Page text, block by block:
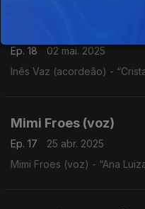
Ep. 18
02 mai. 2025
Inês Vaz (acordeão) -
Mimi Froes (voz)
Ep. 17
25 abr. 2025
Mimi Froes (voz) - “Ana